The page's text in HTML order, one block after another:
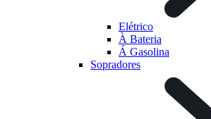
Elétrico
À Bateria
Á Gasolina
Sopradores